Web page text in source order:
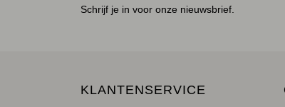
Schrijf je in voor onze nieuwsbrief.
KLANTENSERVICE